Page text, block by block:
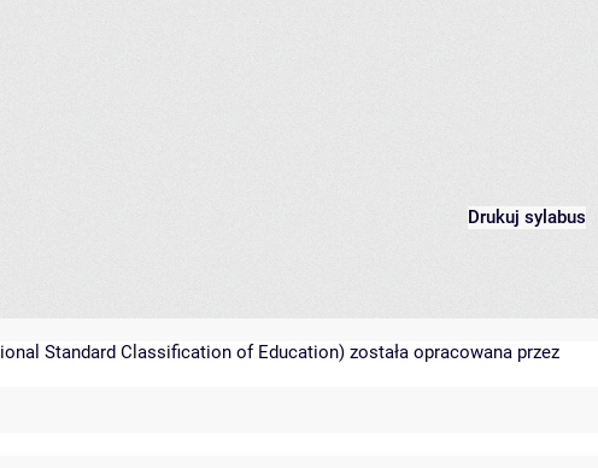
Drukuj sylabus
Standard Classification of Education) została opracowana przez